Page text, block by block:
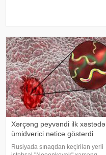
Xərçəng peyvəndi ilk xəstədə
ümidverici nəticə göstərdi
Rusiyada sınaqdan keçirilən yerli